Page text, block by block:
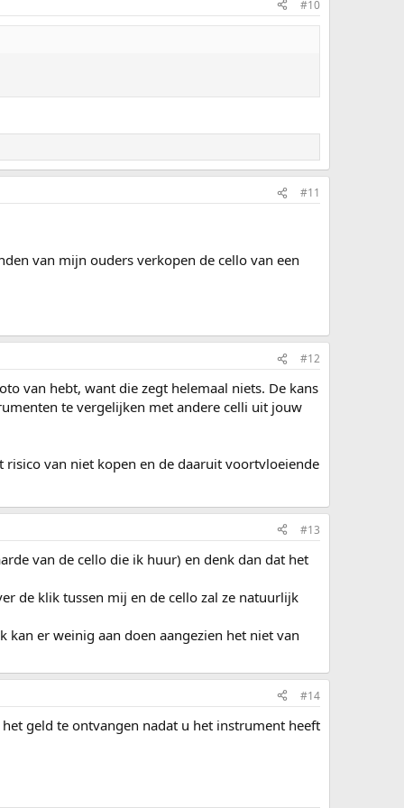
#10
#11
van mijn ouders verkopen de cello van een
#12
van hebt, want die zegt helemaal niets. De kans
te vergelijken met andere celli uit jouw
van niet kopen en de daaruit voortvloeiende
#13
van de cello die ik huur) en denk dan dat het
de klik tussen mij en de cello zal ze natuurlijk
er weinig aan doen aangezien het niet van
#14
geld te ontvangen nadat u het instrument heeft